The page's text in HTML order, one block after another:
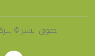
حقوق النشر © شركة